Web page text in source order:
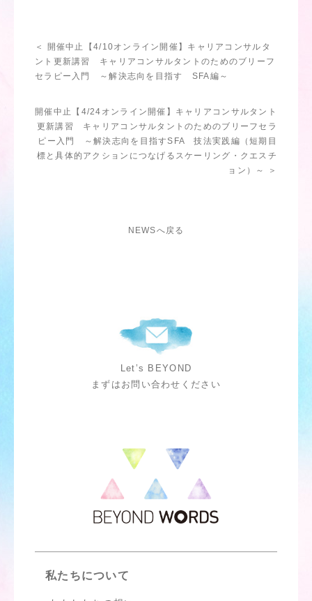
＜ 開催中止【4/10オンライン開催】キャリアコンサルタ
ント更新講習 キャリアコンサルタントのためのブリーフ
セラピー入門 ～解決志向を目指す SFA編～
開催中止【4/24オンライン開催】キャリアコンサルタント
更新講習 キャリアコンサルタントのためのブリーフセラ
ピー入門 ～解決志向を目指すSFA 技法実践編（短期目
標と具体的アクションにつなげるスケーリング・クエスチ
ョン）～ ＞
NEWSへ戻る
Let’s BEYOND
まずはお問い合わせください
私たちについて